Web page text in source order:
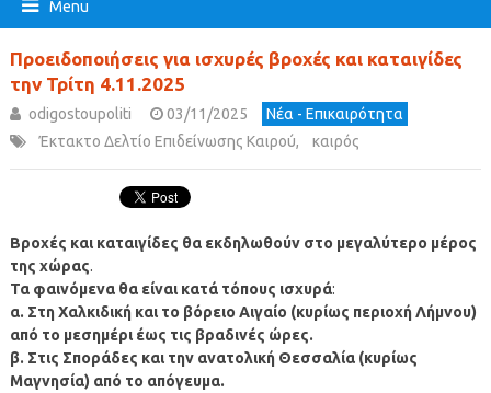
Menu
Προειδοποιήσεις για ισχυρές βροχές και καταιγίδες
την Τρίτη 4.11.2025
odigostoupoliti 03/11/2025
Νέα - Επικαιρότητα
Έκτακτο Δελτίο Επιδείνωσης Καιρού, καιρός
Βροχές και καταιγίδες θα εκδηλωθούν στο μεγαλύτερο μέρος
της χώρας.
Τα φαινόμενα θα είναι κατά τόπους ισχυρά:
α. Στη Χαλκιδική και το βόρειο Αιγαίο (κυρίως περιοχή Λήμνου)
από το μεσημέρι έως τις βραδινές ώρες.
β. Στις Σποράδες και την ανατολική Θεσσαλία (κυρίως
Μαγνησία) από το απόγευμα.